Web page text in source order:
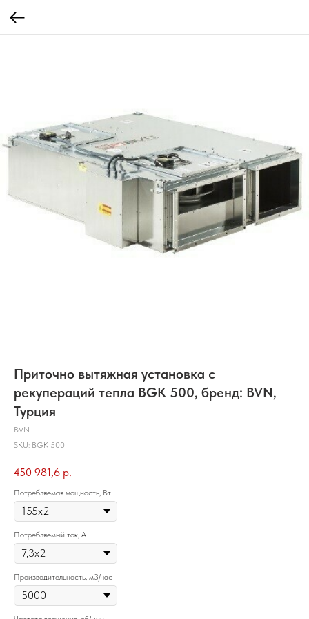
Приточно вытяжная установка с
рекупераций тепла BGK 500, бренд: BVN,
Турция
BVN
SKU: BGK 500
450 981,6 р.
Потребляемая мощность, Вт
Потребляемый ток, А
Производительность, м3/час